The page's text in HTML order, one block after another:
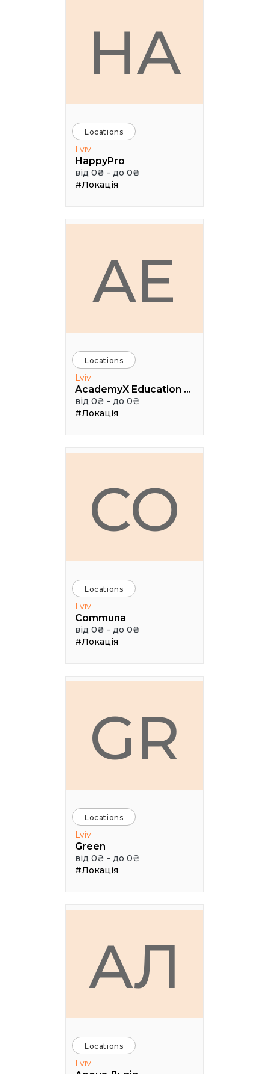
HA
Locations
Lviv
HappyPro
від 0₴ - до 0₴
#Локація
AE
Locations
Lviv
AcademyX Education Hub
від 0₴ - до 0₴
#Локація
CO
Locations
Lviv
Communa
від 0₴ - до 0₴
#Локація
GR
Locations
Lviv
Green
від 0₴ - до 0₴
#Локація
АЛ
Locations
Lviv